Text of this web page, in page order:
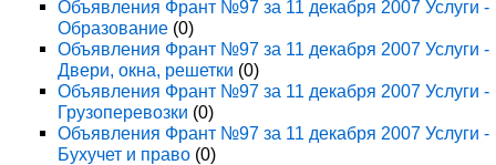
Объявления Франт №97 за 11 декабря 2007 Услуги -
Образование (0)
Объявления Франт №97 за 11 декабря 2007 Услуги -
Двери, окна, решетки (0)
Объявления Франт №97 за 11 декабря 2007 Услуги -
Грузоперевозки (0)
Объявления Франт №97 за 11 декабря 2007 Услуги -
Бухучет и право (0)